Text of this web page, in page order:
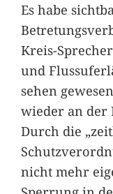
Es habe
Kreis-
und
sehen
wieder an der
Durch die
nicht mehr